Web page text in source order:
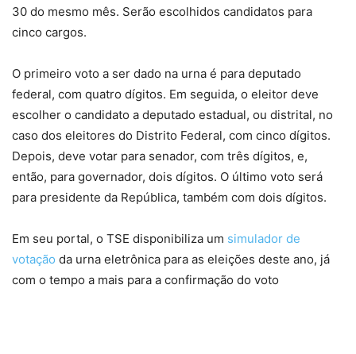
30 do mesmo mês. Serão escolhidos candidatos para
cinco cargos.
O primeiro voto a ser dado na urna é para deputado
federal, com quatro dígitos. Em seguida, o eleitor deve
escolher o candidato a deputado estadual, ou distrital, no
caso dos eleitores do Distrito Federal, com cinco dígitos.
Depois, deve votar para senador, com três dígitos, e,
então, para governador, dois dígitos. O último voto será
para presidente da República, também com dois dígitos.
Em seu portal, o TSE disponibiliza um simulador de
votação da urna eletrônica para as eleições deste ano, já
com o tempo a mais para a confirmação do voto